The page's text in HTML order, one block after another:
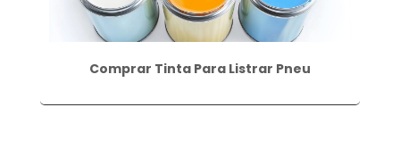
Comprar Tinta Para Listrar Pneu